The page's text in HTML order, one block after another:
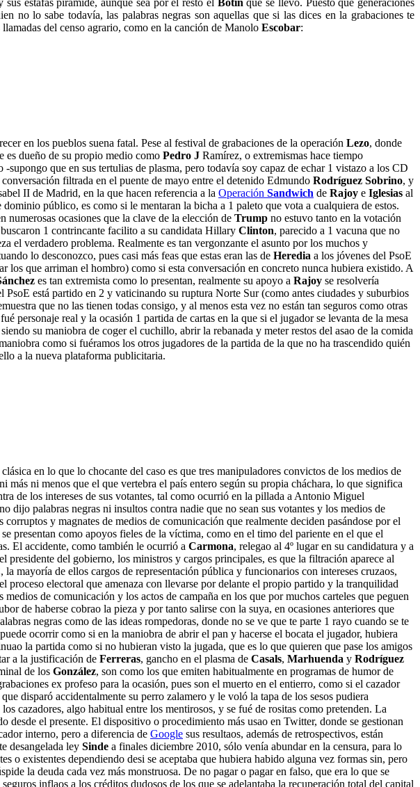
no lo sabe todavía, las palabras negras son aquellas que si las dices en la grabaciones te
del censo agrario, como en la canción de Manolo Escobar:
en los pueblos suena fatal. Pese al festival de grabaciones de la operación Lezo, donde
es dueño de su propio medio como Pedro J Ramírez, o extremismas hace tiempo
supongo que en sus tertulias de plasma, pero todavía soy capaz de echar 1 vistazo a los CD
filtrada en el puente de mayo entre el detenido Edmundo Rodríguez Sobrino, y
II de Madrid, en la que hacen referencia a la Operación Sandwich de Rajoy e Iglesias al
público, es como si le mentaran la bicha a 1 paleto que vota a cualquiera de estos.
ocasiones que la clave de la elección de Trump no estuvo tanto en la votación
1 contrincante facilito a su candidata Hillary Clinton, parecido a 1 vacuna que no
el verdadero problema. Realmente es tan vergonzante el asunto por los muchos y
lo desconozco, pues casi más feas que estas eran las de Heredia a los jóvenes del PsoE
los que arriman el hombro) como si esta conversación en concreto nunca hubiera existido. A
es tan extremista como lo presentan, realmente su apoyo a Rajoy se resolvería
está partido en 2 y vaticinando su ruptura Norte Sur (como antes ciudades y suburbios
que no las tienen todas consigo, y al menos esta vez no están tan seguros como otras
personaje real y la ocasión 1 partida de cartas en la que si el jugador se levanta de la mesa
su maniobra de coger el cuchillo, abrir la rebanada y meter restos del asao de la comida
como si fuéramos los otros jugadores de la partida de la que no ha trascendido quién
a la nueva plataforma publicitaria.
clásica en lo que lo chocante del caso es que tres manipuladores convictos de los medios de
ni menos que el que vertebra el país entero según su propia cháchara, lo que significa
de los intereses de sus votantes, tal como ocurrió en la pillada a Antonio Miguel
dijo palabras negras ni insultos contra nadie que no sean sus votantes y los medios de
y magnates de medios de comunicación que realmente deciden pasándose por el
presentan como apoyos fieles de la víctima, como en el timo del pariente en el que el
El accidente, como también le ocurrió a Carmona, relegao al 4º lugar en su candidatura y a
presidente del gobierno, los ministros y cargos principales, es que la filtración aparece al
mayoría de ellos cargos de representación pública y funcionarios con intereses cruzaos,
proceso electoral que amenaza con llevarse por delante el propio partido y la tranquilidad
de comunicación y los actos de campaña en los que por muchos carteles que peguen
de haberse cobrao la pieza y por tanto salirse con la suya, en ocasiones anteriores que
negras como de las ideas rompedoras, donde no se ve que te parte 1 rayo cuando se te
ocorrir como si en la maniobra de abrir el pan y hacerse el bocata el jugador, hubiera
la partida como si no hubieran visto la jugada, que es lo que quieren que pase los amigos
a la justificación de Ferreras, gancho en el plasma de Casals, Marhuenda y Rodríguez
de los González, son como los que emiten habitualmente en programas de humor de
ex profeso para la ocasión, pues son el muerto en el entierro, como si el cazador
disparó accidentalmente su perro zalamero y le voló la tapa de los sesos pudiera
cazadores, algo habitual entre los mentirosos, y se fué de rositas como pretenden. La
desde el presente. El dispositivo o procedimiento más usao en Twitter, donde se gestionan
interno, pero a diferencia de Google sus resultaos, además de retrospectivos, están
desangelada ley Sinde a finales diciembre 2010, sólo venía abundar en la censura, para lo
o existentes dependiendo desi se aceptaba que hubiera habido alguna vez formas sin, pero
la deuda cada vez más monstruosa. De no pagar o pagar en falso, que era lo que se
inflaos a los créditos dudosos de los que se adelantaba la recuperación total del capital